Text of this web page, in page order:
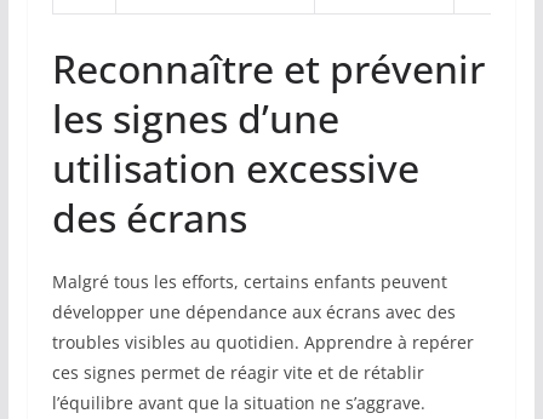
Reconnaître et prévenir
les signes d’une
utilisation excessive
des écrans
Malgré tous les efforts, certains enfants peuvent
développer une dépendance aux écrans avec des
troubles visibles au quotidien. Apprendre à repérer
ces signes permet de réagir vite et de rétablir
l’équilibre avant que la situation ne s’aggrave.